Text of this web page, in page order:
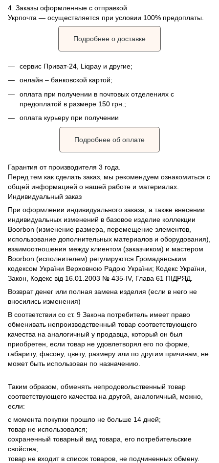
4. Заказы оформленные с отправкой
Укрпочта — осуществляется при условии 100% предоплаты.
Подробнее о доставке
сервис Приват-24, Liqpay и другие;
онлайн – банковской картой;
оплата при получении в почтовых отделениях с
предоплатой в размере 150 грн.;
оплата курьеру при получении
Подробнее об оплате
Гарантия от производителя 3 года.
Перед тем как сделать заказ, мы рекомендуем ознакомиться с
общей информацией о нашей работе и материалах.
Индивидуальный заказ
При оформлении индивидуального заказа, а также внесении
индивидуальных изменений в базовое изделие коллекции
Boorbon (изменение размера, перемещение элементов,
использование дополнительных материалов и оборудования),
взаимоотношения между клиентом (заказчиком) и мастером
Boorbon (исполнителем) регулируются Громадянським
кодексом України Верховною Радою України; Кодекс України,
Закон, Кодекс від 16.01.2003 № 435-IV, Глава 61 ПІДРЯД.
Возврат денег или полная замена изделия (если в него не
вносились изменения)
В соответствии со ст. 9 Закона потребитель имеет право
обменивать непроизводственный товар соответствующего
качества на аналогичный у продавца, который он был
приобретен, если товар не удовлетворял его по форме,
габариту, фасону, цвету, размеру или по другим причинам, не
может быть использован по назначению.
Таким образом, обменять непродовольственный товар
соответствующего качества на другой, аналогичный, можно,
если:
с момента покупки прошло не больше 14 дней;
товар не использовался;
сохраненный товарный вид товара, его потребительские
свойства;
товар не входит в список товаров, не подчиненных обмену.